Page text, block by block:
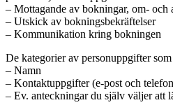
– Mottagande av bokningar, om- och
– Utskick av bokningsbekräftelser
– Kommunikation kring bokningen
De kategorier av personuppgifter som
– Namn
– Kontaktuppgifter (e-post och
– Ev. anteckningar du själv väljer att